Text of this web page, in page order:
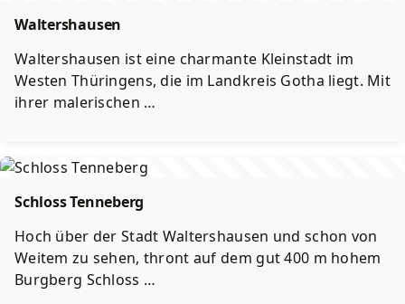
Waltershausen
Waltershausen ist eine charmante Kleinstadt im
Westen Thüringens, die im Landkreis Gotha liegt. Mit
ihrer malerischen …
Schloss Tenneberg
Hoch über der Stadt Waltershausen und schon von
Weitem zu sehen, thront auf dem gut 400 m hohem
Burgberg Schloss …